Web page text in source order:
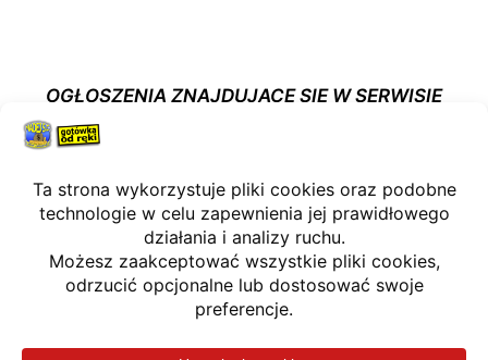
OGŁOSZENIA ZNAJDUJĄCE SIĘ W SERWISIE
WWW.KOMISMADEJ.PL NIE STANOWIĄ OFERTY
W MYŚL ART. 66, PAR. 1 KODEKSU CYWILNEGO.
Polityka prywatności
Regulamin
Moje konto
Liczba wizyt: Dzisiaj 92; Wszystkie wizyty:
96264; Użytkownicy on-line: 1